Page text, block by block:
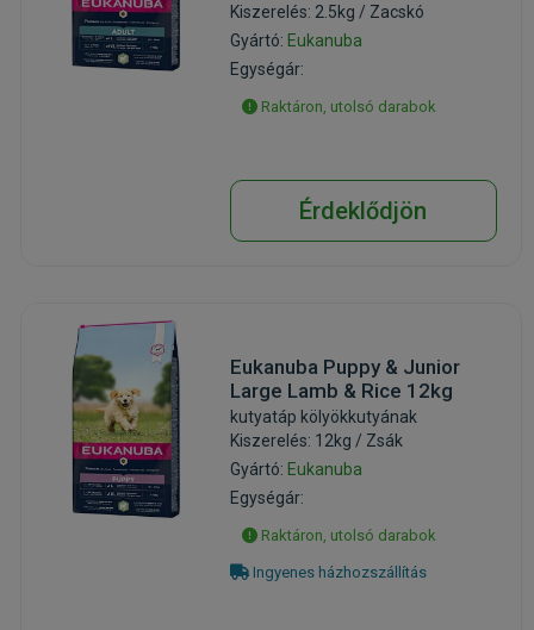
Kiszerelés: 2.5kg / Zacskó
Gyártó: Eukanuba
Egységár:
Raktáron, utolsó darabok
Érdeklődjön
Eukanuba Puppy & Junior
Large Lamb & Rice 12kg
kutyatáp kölyökkutyának
Kiszerelés: 12kg / Zsák
Gyártó: Eukanuba
Egységár:
Raktáron, utolsó darabok
Ingyenes házhozszállítás